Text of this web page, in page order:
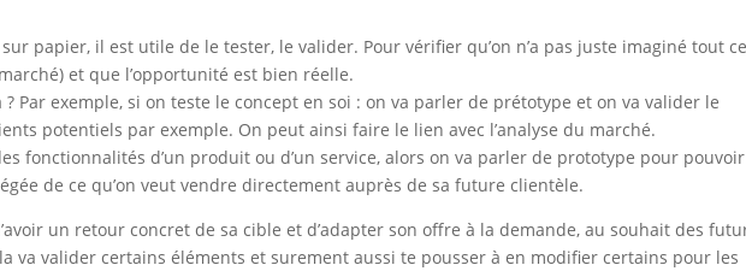
papier, il est utile de le tester, le valider. Pour vérifier qu’on n’a pas juste imaginé tout
et que l’opportunité est bien réelle.
Par exemple, si on teste le concept en soi : on va parler de prétotype et on va valider le
potentiels par exemple. On peut ainsi faire le lien avec l’analyse du marché.
fonctionnalités d’un produit ou d’un service, alors on va parler de prototype pour pouvoir
de ce qu’on veut vendre directement auprès de sa future clientèle.
un retour concret de sa cible et d’adapter son offre à la demande, au souhait des
va valider certains éléments et surement aussi te pousser à en modifier certains pour les